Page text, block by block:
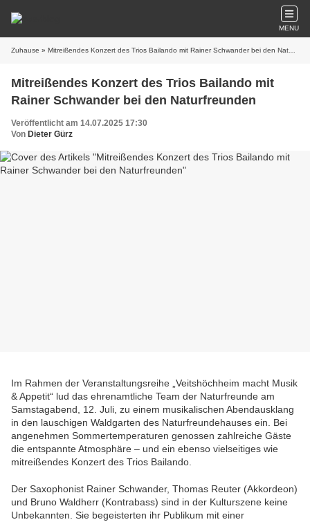
MENU
Zuhause » Mitreißendes Konzert des Trios Bailando mit Rainer Schwander bei den Naturfreunden
Mitreißendes Konzert des Trios Bailando mit
Rainer Schwander bei den Naturfreunden
Veröffentlicht am 14.07.2025 17:30
Von Dieter Gürz
Im Rahmen der Veranstaltungsreihe „Veitshöchheim macht Musik
& Appetit“ lud das ehrenamtliche Team der Naturfreunde am
Samstagabend, 12. Juli, zu einem musikalischen Abendausklang
in den lauschigen Waldgarten des Naturfreundehauses ein. Bei
angenehmen Sommertemperaturen genossen zahlreiche Gäste
die entspannte Atmosphäre – und ein ebenso vielseitiges wie
mitreißendes Konzert des Trios Bailando.
Der Saxophonist Rainer Schwander, Thomas Reuter (Akkordeon)
und Bruno Waldherr (Kontrabass) sind in der Kulturszene keine
Unbekannten. Sie begeisterten ihr Publikum mit einer